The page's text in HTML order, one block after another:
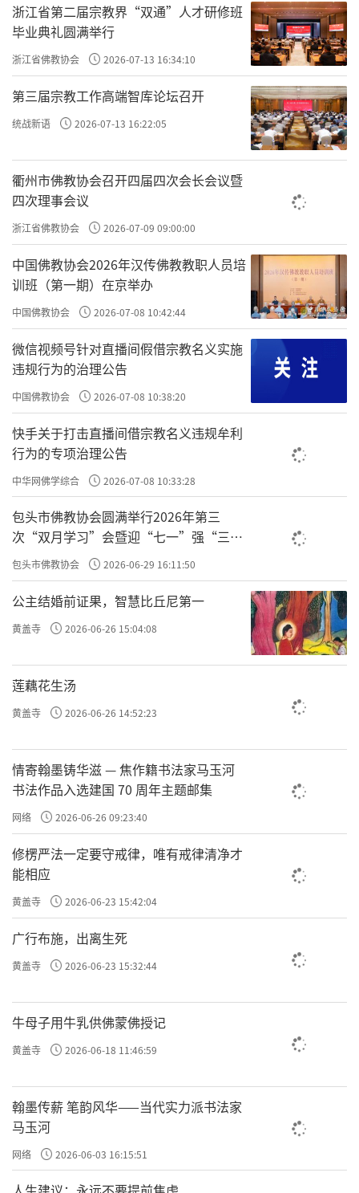
析、检验我们的心态。
在 《瑜伽师地论》
、《现观庄严论》、《阿含
经》、《菩提道次第略论》这些大经大论里，只
要讲到禅修，都离不开“九住心”。
定的层次，它其实是比较容易理解的，
就算咱们自己没修到那个份上，也能把它讲明
白。
咱们拿“听课”打个比方：
此时此刻，你专心听我讲课，脑子里没别的杂
可这状态持续不了太久，一不小心就走神了，但
察觉
慢慢地，你专注的时间变长了，80%的时间都能
保持专注，感觉不那么辛苦了，这就好比是覆审
住……
你看，这就是一个不断深入的过程。
经文里说：「于彼住中差别有九」，意思就是
浙江省第二届宗教界“双通”人才研修班
毕业典礼圆满举行
浙江省佛教协会 2026-07-13 16:34:10
第三届宗教工作高端智库论坛召开
统战新语 2026-07-13 16:22:05
衢州市佛教协会召开四届四次会长会议暨
四次理事会议
浙江省佛教协会 2026-07-09 09:00:00
中国佛教协会2026年汉传佛教教职人员培
训班（第一期）在京举办
中国佛教协会 2026-07-08 10:42:44
微信视频号针对直播间假借宗教名义实施
违规行为的治理公告
中国佛教协会 2026-07-08 10:38:20
快手关于打击直播间借宗教名义违规牟利
行为的专项治理公告
中华网佛学综合 2026-07-08 10:33:28
包头市佛教协会圆满举行2026年第三
次“双月学习”会暨迎“七一”强“三
爱”主题书画笔会
包头市佛教协会 2026-06-29 16:11:50
公主结婚前证果，智慧比丘尼第一
黄盖寺 2026-06-26 15:04:08
莲藕花生汤
黄盖寺 2026-06-26 14:52:23
情寄翰墨铸华滋 — 焦作籍书法家马玉河
书法作品入选建国 70 周年主题邮集
网络 2026-06-26 09:23:40
修楞严法一定要守戒律，唯有戒律清净才
能相应
黄盖寺 2026-06-23 15:42:04
广行布施，出离生死
黄盖寺 2026-06-23 15:32:44
牛母子用牛乳供佛蒙佛授记
黄盖寺 2026-06-18 11:46:59
翰墨传薪 笔韵风华——当代实力派书法家
马玉河
网络 2026-06-03 16:15:51